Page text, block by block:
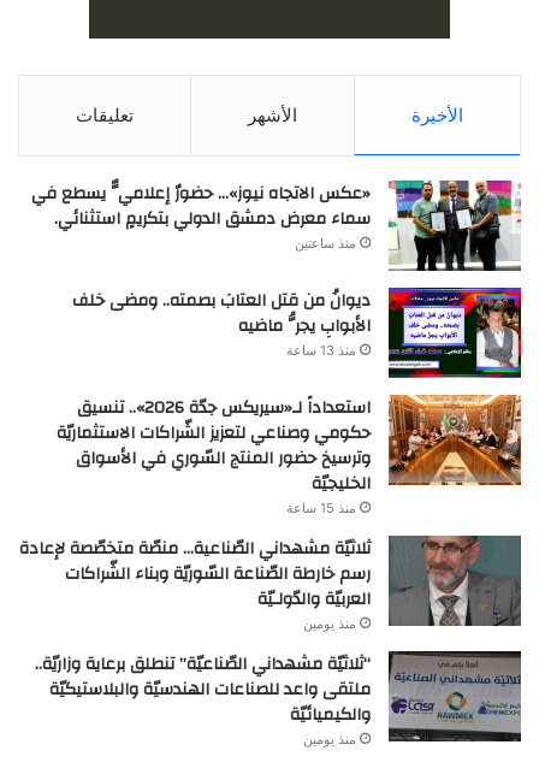
الأخيرة الأشهر تعليقات
«عكس الاتجاه نيوز»… حضورٌ إعلاميٌّ يسطع في
سماء معرض دمشق الدولي بتكريمٍ استثنائي.
منذ ساعتين
ديوانُ من قتل العتابَ بصمته.. ومضى خلف
الأبوابِ يجرُّ ماضيه
منذ 13 ساعة
استعداداً لـ«سيريكس جدّة 2026».. تنسيق
حكومي وصناعي لتعزيز الشّراكات الاستثماريّة
وترسيخ حضور المنتج السّوري في الأسواق
الخليجيّة
منذ 15 ساعة
ثلاثيّة مشهداني الصّناعية… منصّة متخصّصة لإعادة
رسم خارطة الصّناعة السّوريّة وبناء الشّراكات
العربيّة والدّولـيّة
منذ يومين
“ثلاثيّة مشهداني الصّناعيّة” تنطلق برعاية وزاريّة..
ملتقى واعد للصناعات الهندسيّة والبلاستيكيّة
والكيميائيّة
منذ يومين